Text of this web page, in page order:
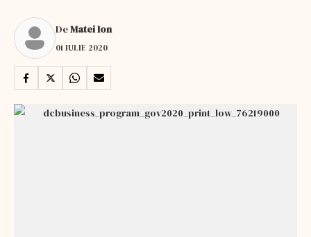
DeMatei Ion
01 IULIE 2020